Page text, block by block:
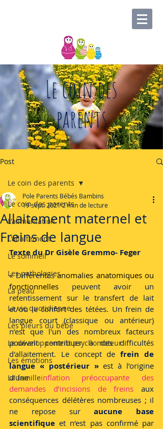
Post
Le coin des parents
L'alimentation
L'allaitement
Le sommeil
Les pathologies
La peau
La vie quotidienne
Les pleurs du bébé
Le développement psychomoteur
Les émotions
La famille
Le coin des parents
Allaitement maternel et
Freins de langue
Pole Parents Bébés Bambins
19 sept. 20212 min de lecture
Texte du Dr Gisèle Gremmo- Feger
« Différentes anomalies anatomiques ou
fonctionnelles peuvent avoir un
retentissement sur le transfert de lait
et/ou le confort des tétées. Un frein de
langue court (classique ou antérieur)
n’est que l'un des nombreux facteurs
pouvant contribuer à des difficultés
d'allaitement. Le concept de frein de
langue « postérieur » est à l’origine
d’une inflation préoccupante des
demandes d’incisions de freins aux
conséquences délétères nombreuses ; il
ne repose sur aucune base
scientifique et n‘est pas confirmé par
Le coin des
parents